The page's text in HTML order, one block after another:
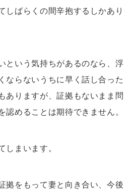
しばらくの間辛抱するしかあり
という気持ちがあるのなら、浮
ならないうちに早く話し合った
ありますが、証拠もないまま問
認めることは期待できません。
しまいます。
拠をもって妻と向き合い、今後